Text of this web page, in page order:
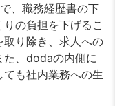
、職務経歴書の下
の負担を下げるこ
取り除き、求人への
た、dodaの内側に
も社内業務への生